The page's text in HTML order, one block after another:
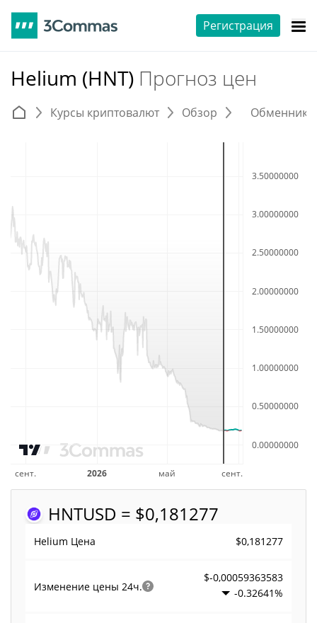
Регистрация
Helium (HNT) Прогноз цен
Курсы криптовалют Обзор
HNTUSD = $0,181277
Helium Цена $0,181277
Изменение цены 24ч.
$-0,00059363583
-0.32641%